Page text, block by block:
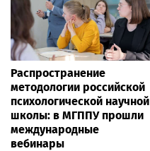
Распространение
методологии российской
психологической научной
школы: в МГППУ прошли
международные
вебинары